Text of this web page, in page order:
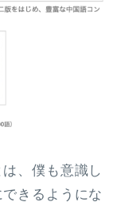
、僕も意識し
きるようにな